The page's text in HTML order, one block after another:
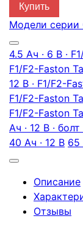
Купить
Модели серии
4.5 Ач · 6 В ·
F1/F2-Faston
12 В · F1/F2-
F1/F2-Faston
F1/F2-Faston
Ач · 12 В ·
40 Ач · 12 В 65
Описание
Отзывы